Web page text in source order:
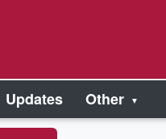
Updates Other